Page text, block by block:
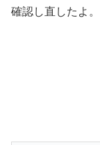
確認し直したよ。